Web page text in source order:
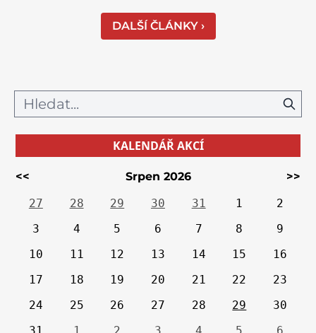
DALŠÍ ČLÁNKY ›
KALENDÁŘ AKCÍ
<< Srpen 2026
>>
27
28 29 30 31 1
2
3
4 5 6 7 8
9
10
11 12 13 14 15
16
17
18 19 20 21 22
23
24
25 26 27 28 29
30